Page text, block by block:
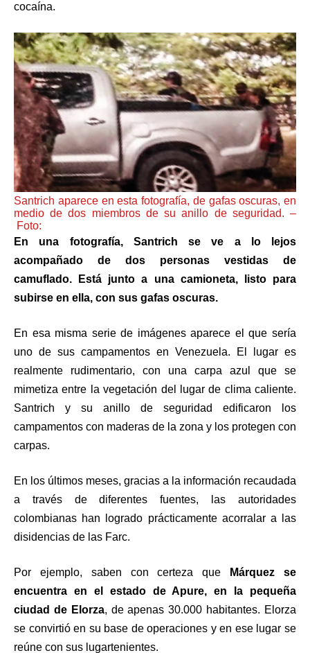
cocaína.
Santrich aparece en esta fotografía, de gafas oscuras, en
medio de dos miembros de su anillo de seguridad. –
Foto:
En una fotografía, Santrich se ve a lo lejos
acompañado de dos personas vestidas de
camuflado. Está junto a una camioneta, listo para
subirse en ella, con sus gafas oscuras.
En esa misma serie de imágenes aparece el que sería
uno de sus campamentos en Venezuela. El lugar es
realmente rudimentario, con una carpa azul que se
mimetiza entre la vegetación del lugar de clima caliente.
Santrich y su anillo de seguridad edificaron los
campamentos con maderas de la zona y los protegen con
carpas.
En los últimos meses, gracias a la información recaudada
a través de diferentes fuentes, las autoridades
colombianas han logrado prácticamente acorralar a las
disidencias de las Farc.
Por ejemplo, saben con certeza que
Márquez se
encuentra en el estado de Apure, en la pequeña
ciudad de Elorza, de apenas 30.000 habitantes. Elorza
se convirtió en su base de operaciones y en ese lugar se
reúne con sus lugartenientes.